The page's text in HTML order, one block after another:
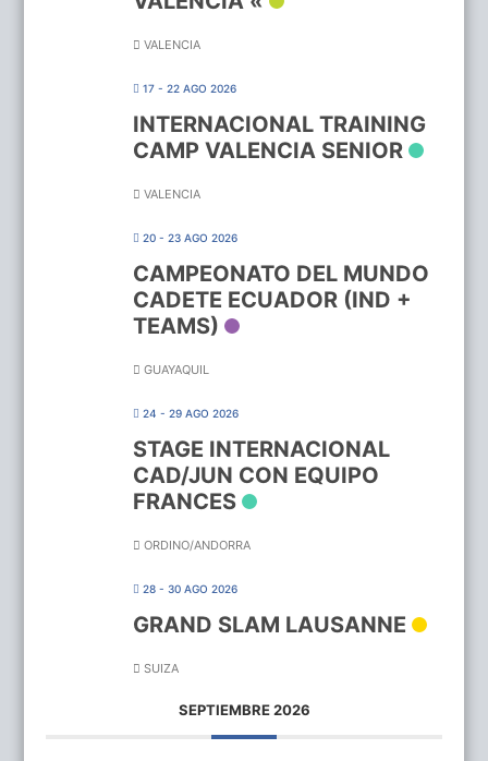
VALENCIA
17 - 22 AGO 2026
INTERNACIONAL TRAINING
CAMP VALENCIA SENIOR
VALENCIA
20 - 23 AGO 2026
CAMPEONATO DEL MUNDO
CADETE ECUADOR (IND +
TEAMS)
GUAYAQUIL
24 - 29 AGO 2026
STAGE INTERNACIONAL
CAD/JUN CON EQUIPO
FRANCES
ORDINO/ANDORRA
28 - 30 AGO 2026
GRAND SLAM LAUSANNE
SUIZA
SEPTIEMBRE 2026